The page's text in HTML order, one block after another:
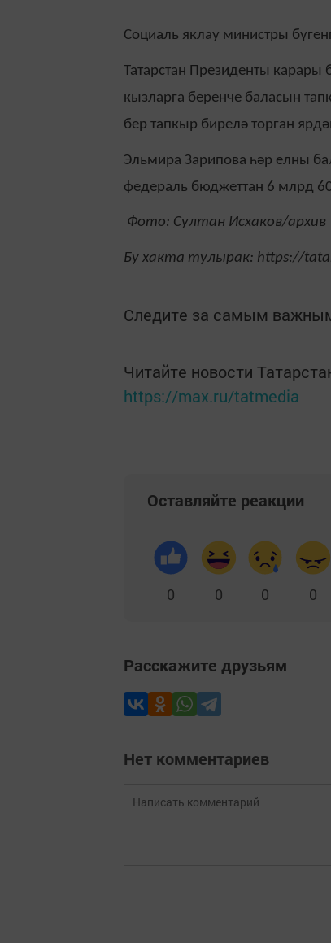
Социаль яклау министры
Татарстан Президенты
кызларга беренче баласын
бер тапкыр бирелә торган
Эльмира Зарипова һәр елны
федераль бюджеттан 6 млрд
Фото: Султан Исхаков/архив
Бу хакта тулырак: https://
Следите за самым
Читайте новости
https://max.ru/tatmedia
Оставляйте реакции
0 0 0 0
Расскажите друзьям
Нет комментариев